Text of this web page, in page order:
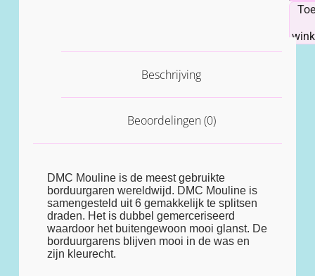
Beschrijving
Beoordelingen (0)
DMC Mouline is de meest gebruikte
borduurgaren wereldwijd. DMC Mouline is
samengesteld uit 6 gemakkelijk te splitsen
draden. Het is dubbel gemerceriseerd
waardoor het buitengewoon mooi glanst. De
borduurgarens blijven mooi in de was en
zijn kleurecht.